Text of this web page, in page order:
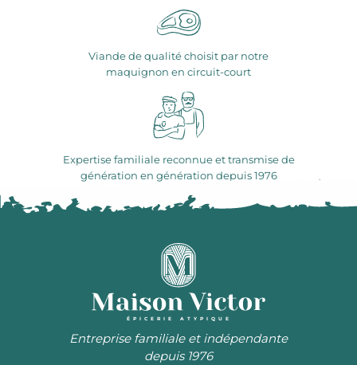
Viande de qualité choisit par notre
maquignon en circuit-court
Expertise familiale reconnue et transmise de
génération en génération depuis 1976
ÉPICERIE ATYPIQUE
Entreprise familiale et indépendante
depuis 1976